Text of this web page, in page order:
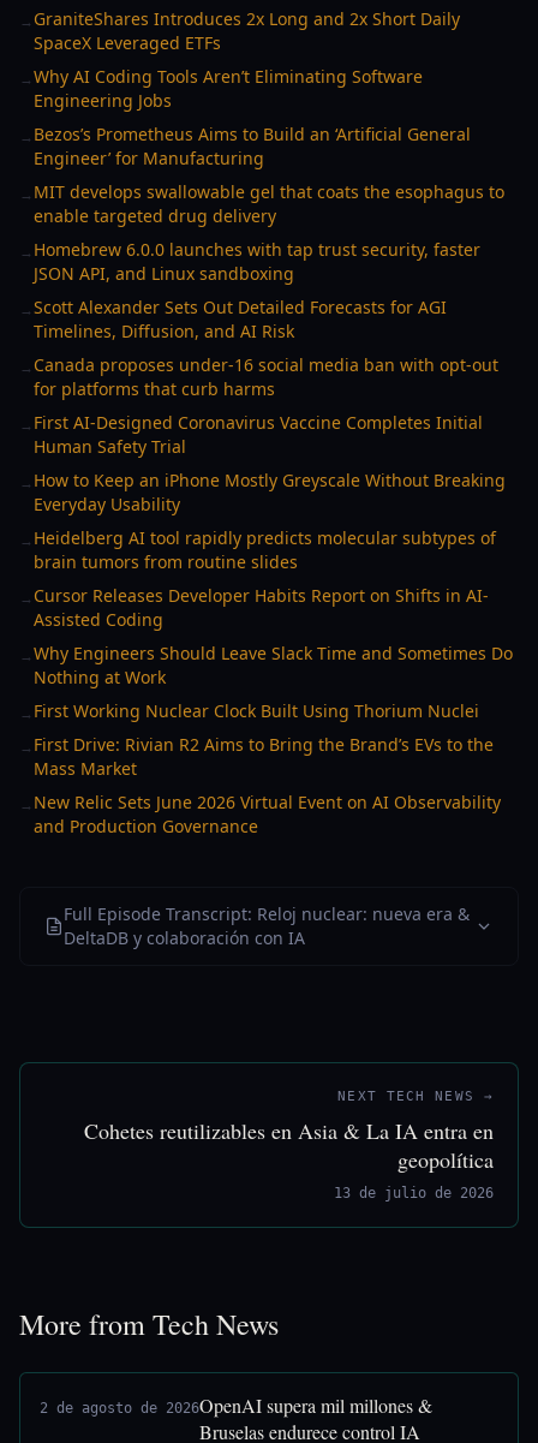
→ GraniteShares Introduces 2x Long and 2x Short Daily
SpaceX Leveraged ETFs
→Why AI Coding Tools Aren’t Eliminating Software
Engineering Jobs
→ Bezos’s Prometheus Aims to Build an ‘Artificial General
Engineer’ for Manufacturing
→ MIT develops swallowable gel that coats the esophagus to
enable targeted drug delivery
→ Homebrew 6.0.0 launches with tap trust security, faster
JSON API, and Linux sandboxing
→Scott Alexander Sets Out Detailed Forecasts for AGI
Timelines, Diffusion, and AI Risk
→ Canada proposes under-16 social media ban with opt-out
for platforms that curb harms
→ First AI-Designed Coronavirus Vaccine Completes Initial
Human Safety Trial
→ How to Keep an iPhone Mostly Greyscale Without Breaking
Everyday Usability
→ Heidelberg AI tool rapidly predicts molecular subtypes of
brain tumors from routine slides
→ Cursor Releases Developer Habits Report on Shifts in AI-
Assisted Coding
→Why Engineers Should Leave Slack Time and Sometimes Do
Nothing at Work
→ First Working Nuclear Clock Built Using Thorium Nuclei
→ First Drive: Rivian R2 Aims to Bring the Brand’s EVs to the
Mass Market
→ New Relic Sets June 2026 Virtual Event on AI Observability
and Production Governance
Full Episode Transcript: Reloj nuclear: nueva era &
DeltaDB y colaboración con IA
NEXT TECH NEWS →
Cohetes reutilizables en Asia & La IA entra en
geopolítica
13 de julio de 2026
More from Tech News
2 de agosto de 2026OpenAI supera mil millones &
Bruselas endurece control IA